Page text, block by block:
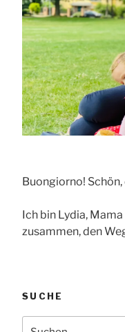
Buongiorno!
Ich bin Lydia,
zusammen, den
SUCHE